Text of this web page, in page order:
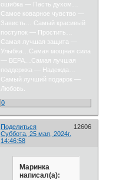
ошибка — Пасть духом…
Самое коварное чувство —
Зависть… Самый красивый
поступок — Простить…
Самая лучшая защита —
Улыбка…Самая мощная сила
— ВЕРА…Самая лучшая
поддержка — Надежда…
Самый лучший подарок —
Любовь.
0
Поделиться
12606
Суббота, 25 мая, 2024г.
14:46:58
Маринка
написал(а):